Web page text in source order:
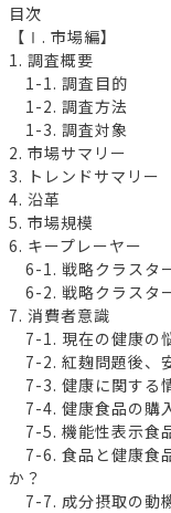
目次
【Ⅰ. 市場編】
1. 調査概要
1-1. 調査目的
1-2. 調査方法
1-3. 調査対象
2. 市場サマリー
3. トレンドサマリー
4. 沿革
5. 市場規模
6. キープレーヤー
6-1. 戦略クラスタ
6-2. 戦略クラスタ
7. 消費者意識
7-1. 現在の健康の
7-2. 紅麹問題後、
7-3. 健康に関する
7-4. 健康食品の購
7-5. 機能性表示食
7-6. 食品と健康食
か？
7-7. 成分摂取の動